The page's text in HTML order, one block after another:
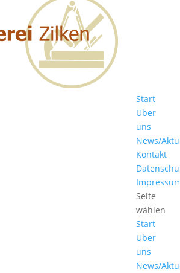
Start
Über
uns
News/
Kontakt
Seite
wählen
Start
Über
uns
News/